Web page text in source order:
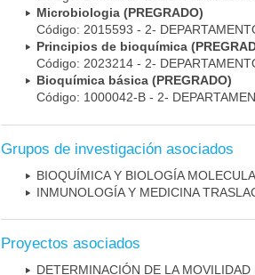
Microbiologia (PREGRADO)
Código: 2015593 - 2-
Principios de bioquímica
Código: 2023214 - 2-
Bioquímica básica (PREGRADO)
Código: 1000042-B - 2-
Grupos de investigación asociados
BIOQUÍMICA Y BIOLOGÍA
INMUNOLOGÍA Y MEDICINA
Proyectos asociados
DETERMINACIÓN DE LA